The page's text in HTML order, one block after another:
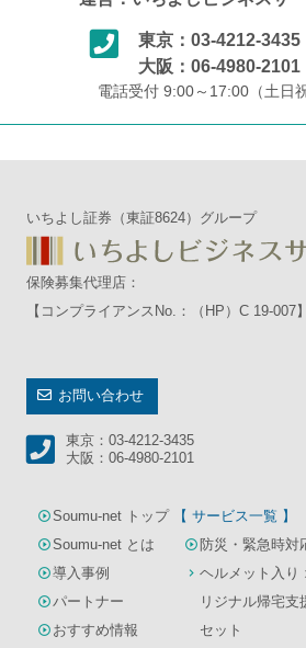
東京：03-4212-3435
大阪：06-4980-2101
電話受付 9:00～17:00（土日祝
いちよし証券（東証8624）グループ
保険募集代理店：
【コンプライアンスNo.：（HP）C 19-007】
お問い合わせ
東京：03-4212-3435
大阪：06-4980-2101
Soumu-net トップ
Soumu-net とは
導入事例
パートナー
おすすめ情報
【 サービス一覧 】
防災・緊急時対
ヘルメット入り
リジナル帰宅支
セット